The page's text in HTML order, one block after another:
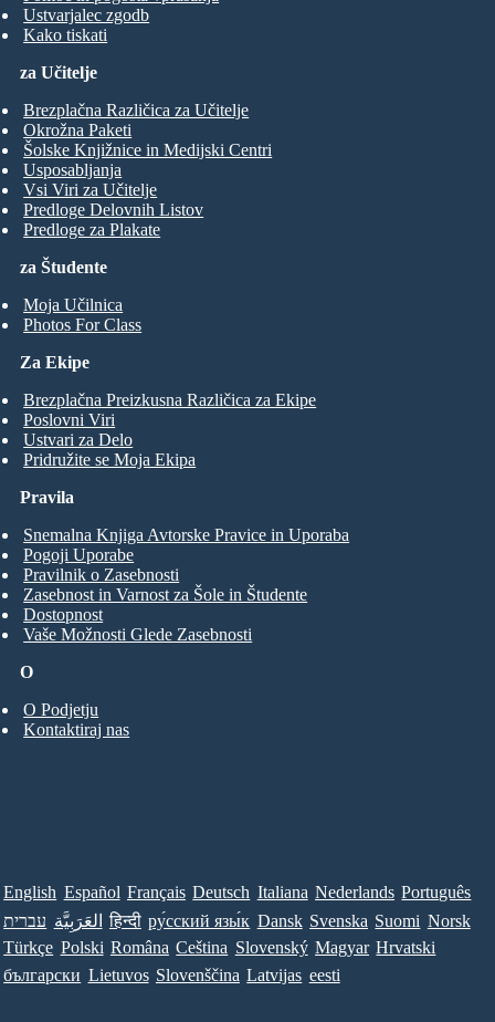
Ustvarjalec zgodb
Kako tiskati
za Študente
Moja Učilnica
Photos For Class
za Učitelje
Brezplačna Različica za Učitelje
Okrožna Paketi
Šolske Knjižnice in Medijski Centri
Usposabljanja
Vsi Viri za Učitelje
Predloge Delovnih Listov
Predloge za Plakate
Za Ekipe
Brezplačna Preizkusna Različica za Ekipe
Poslovni Viri
Ustvari za Delo
Pridružite se Moja Ekipa
O
O Podjetju
Kontaktiraj nas
Pravila
Snemalna Knjiga Avtorske Pravice in Uporaba
Pogoji Uporabe
Pravilnik o Zasebnosti
Zasebnost in Varnost za Šole in Študente
Dostopnost
Vaše Možnosti Glede Zasebnosti
English Español Français Deutsch Italiana Nederlands Português
עברית العَرَبِيَّة हिन्दी ру́сский язы́к Dansk Svenska Suomi Norsk
Türkçe Polski Româna Ceština Slovenský Magyar Hrvatski
български Lietuvos Slovenščina Latvijas eesti